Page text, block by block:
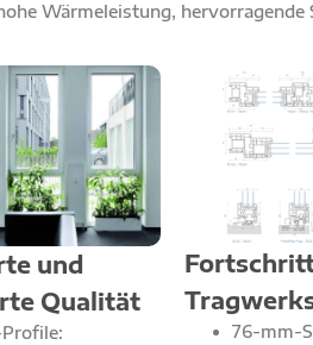
Wärmeleistung,
und
Qualität
76-mm-